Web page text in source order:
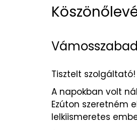
Tisztelt szolgáltató!
A napokban volt
Ezúton szeretném
lelkiismeretes